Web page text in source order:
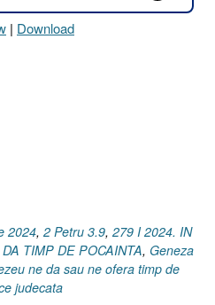
| Download
2024, 2 Petru 3.9, 279 I 2024. IN
TIMP DE POCAINTA, Geneza
ne da sau ne ofera timp de
judecata